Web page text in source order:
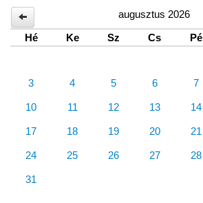
augusztus 2026
Hé
Ke Sz Cs Pé
3 4 5 6 7
10 11 12 13 14
17 18 19 20 21
24 25 26 27 28
31